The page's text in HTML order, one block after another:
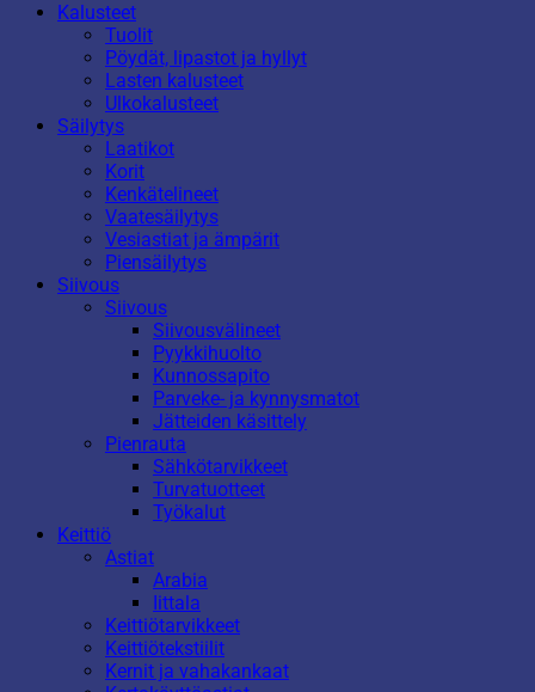
Kalusteet
Tuolit
Pöydät, lipastot ja hyllyt
Lasten kalusteet
Ulkokalusteet
Säilytys
Laatikot
Korit
Kenkätelineet
Vaatesäilytys
Vesiastiat ja ämpärit
Piensäilytys
Siivous
Siivous
Siivousvälineet
Pyykkihuolto
Kunnossapito
Parveke- ja kynnysmatot
Jätteiden käsittely
Pienrauta
Sähkötarvikkeet
Turvatuotteet
Työkalut
Keittiö
Astiat
Arabia
Iittala
Keittiötarvikkeet
Keittiötekstiilit
Kernit ja vahakankaat